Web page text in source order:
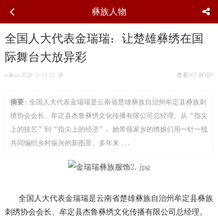
彝族人物
全国人大代表金瑞瑞：让楚雄彝绣在国
际舞台大放异彩
admin 2026-3-11 12:38 查看507 评论0
摘要 : 全国人大代表金瑞瑞是云南省楚雄彝族自治州牟定县彝族刺
绣协会会长、牟定县杰鲁彝绣文化传播有限公司总经理。从“指尖
上的技艺”到“指尖上的经济”，她带领家乡的绣娘们用一针一线
共同编织乡村振兴的新图景。多年来 ... `
全国人大代表金瑞瑞是云南省楚雄彝族自治州牟定县彝族
刺绣协会会长、牟定县杰鲁彝绣文化传播有限公司总经理。